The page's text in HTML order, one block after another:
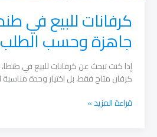
كرفانات للبيع في
جاهزة وحسب
إذا كنت تبحث عن كرفانات للبيع في
كرفان متاح فقط، بل اختيار وحدة مناسبة
كرفانات
قراءة المزيد »